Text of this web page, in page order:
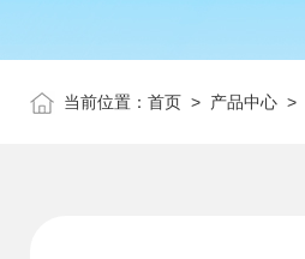
当前位置： 首页 > 产品中心 >